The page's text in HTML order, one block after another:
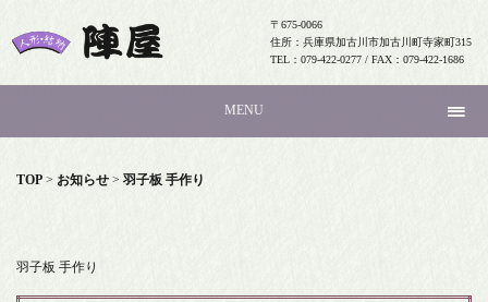
〒675-0066
住所：兵庫県加古川市加古川町寺家町315
TEL：079-422-0277 / FAX：079-422-1686
MENU
TOP > お知らせ > 羽子板 手作り
羽子板 手作り